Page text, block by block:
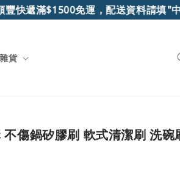
快遞滿$1500免運，配送資料請填"中
貨
傷鍋矽膠刷 軟式清潔刷 洗碗